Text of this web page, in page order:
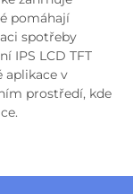
pomáhají
spotřeby
IPS LCD TFT
aplikace v
prostředí, kde